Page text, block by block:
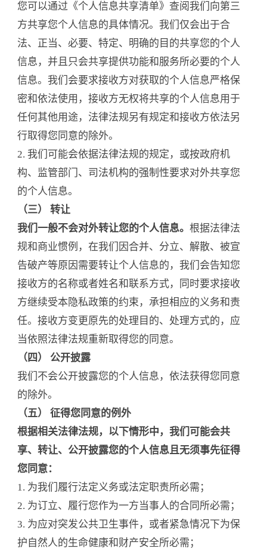
您可以通过《个人信息共享清单》查阅我们向第三
方共享您个人信息的具体情况。我们仅会出于合
法、正当、必要、特定、明确的目的共享您的个人
信息，并且只会共享提供功能和服务所必要的个人
信息。我们会要求接收方对获取的个人信息严格保
密和依法使用，接收方无权将共享的个人信息用于
任何其他用途，法律法规另有规定和接收方依法另
行取得您同意的除外。
2. 我们可能会依据法律法规的规定，或按政府机
构、监管部门、司法机构的强制性要求对外共享您
的个人信息。
（三） 转让
我们一般不会对外转让您的个人信息。 根据法律法
规和商业惯例，在我们因合并、分立、解散、被宣
告破产等原因需要转让个人信息的，我们会告知您
接收方的名称或者姓名和联系方式，同时要求接收
方继续受本隐私政策的约束，承担相应的义务和责
任。接收方变更原先的处理目的、处理方式的，应
当依照法律法规重新取得您的同意。
（四） 公开披露
我们不会公开披露您的个人信息，依法获得您同意
的除外。
（五） 征得您同意的例外
根据相关法律法规，以下情形中，我们可能会共
享、转让、公开披露您的个人信息且无须事先征得
您同意：
1. 为我们履行法定义务或法定职责所必需；
2. 为订立、履行您作为一方当事人的合同所必需；
3. 为应对突发公共卫生事件，或者紧急情况下为保
护自然人的生命健康和财产安全所必需；